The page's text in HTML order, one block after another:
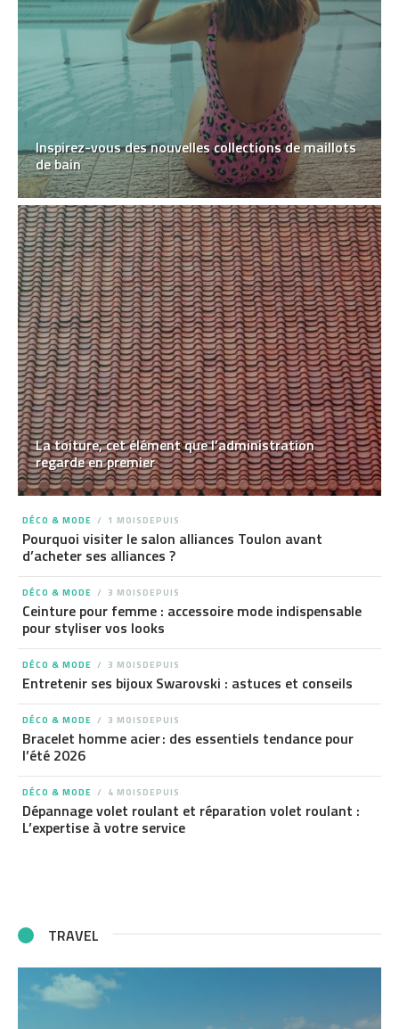
Inspirez-vous des nouvelles collections de maillots
de bain
La toiture, cet élément que l’administration
regarde en premier
DÉCO & MODE 1 MOISDEPUIS
Pourquoi visiter le salon alliances Toulon avant
d’acheter ses alliances ?
DÉCO & MODE 3 MOISDEPUIS
Ceinture pour femme : accessoire mode indispensable
pour styliser vos looks
DÉCO & MODE 3 MOISDEPUIS
Entretenir ses bijoux Swarovski : astuces et conseils
DÉCO & MODE 3 MOISDEPUIS
Bracelet homme acier : des essentiels tendance pour
l’été 2026
DÉCO & MODE 4 MOISDEPUIS
Dépannage volet roulant et réparation volet roulant :
L’expertise à votre service
TRAVEL